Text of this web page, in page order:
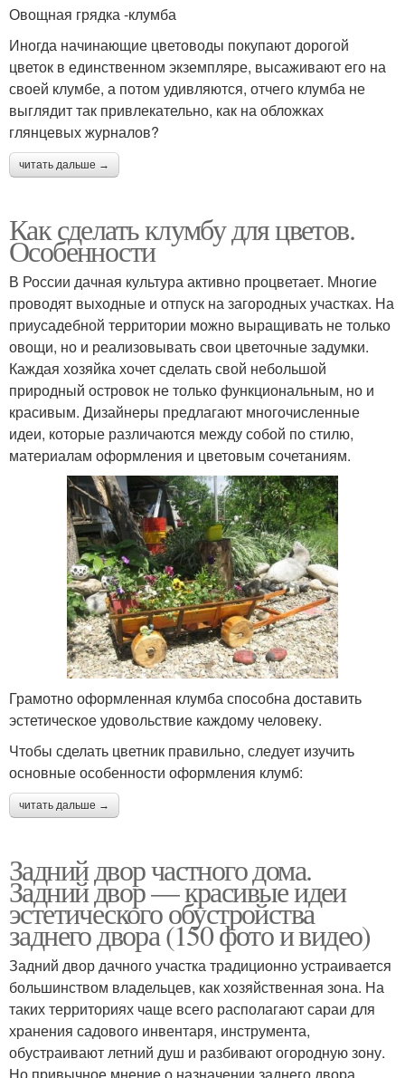
Овощная грядка -клумба
Иногда начинающие цветоводы покупают дорогой
цветок в единственном экземпляре, высаживают его на
своей клумбе, а потом удивляются, отчего клумба не
выглядит так привлекательно, как на обложках
глянцевых журналов?
читать дальше →
Как сделать клумбу для цветов.
Особенности
В России дачная культура активно процветает. Многие
проводят выходные и отпуск на загородных участках. На
приусадебной территории можно выращивать не только
овощи, но и реализовывать свои цветочные задумки.
Каждая хозяйка хочет сделать свой небольшой
природный островок не только функциональным, но и
красивым. Дизайнеры предлагают многочисленные
идеи, которые различаются между собой по стилю,
материалам оформления и цветовым сочетаниям.
Грамотно оформленная клумба способна доставить
эстетическое удовольствие каждому человеку.
Чтобы сделать цветник правильно, следует изучить
основные особенности оформления клумб:
читать дальше →
Задний двор частного дома.
Задний двор — красивые идеи
эстетического обустройства
заднего двора (150 фото и видео)
Задний двор дачного участка традиционно устраивается
большинством владельцев, как хозяйственная зона. На
таких территориях чаще всего располагают сараи для
хранения садового инвентаря, инструмента,
обустраивают летний душ и разбивают огородную зону.
Но привычное мнение о назначении заднего двора